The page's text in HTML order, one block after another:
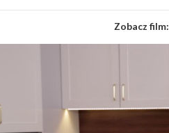
Zobacz film: